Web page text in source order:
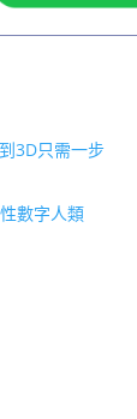
3D只需一步
數字人類